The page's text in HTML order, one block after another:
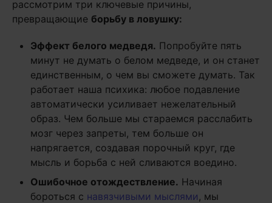
рассмотрим три ключевые причины,
превращающие борьбу в ловушку:
Эффект белого медведя. Попробуйте пять
минут не думать о белом медведе, и он станет
единственным, о чем вы сможете думать. Так
работает наша психика: любое подавление
автоматически усиливает нежелательный
образ. Чем больше мы стараемся расслабить
мозг через запреты, тем больше он
напрягается, создавая порочный круг, где
мысль и борьба с ней сливаются воедино.
Ошибочное отождествление. Начиная
бороться с навязчивыми мыслями , мы